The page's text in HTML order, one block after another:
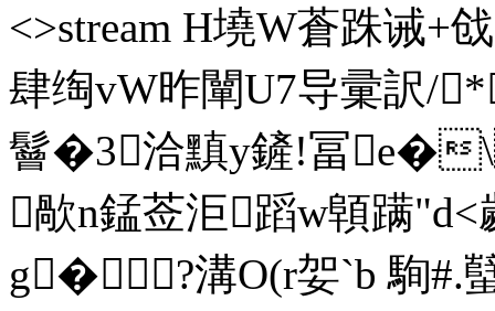
<>stream H墝W蒼跦诫+戗
肆绹vW昨闡U7导彚訳/
鬙 �3洽黰y鏟!冨e�
歄n錳莶洰蹈w顊蹒
g�?溝O(r妿`b 駨#.